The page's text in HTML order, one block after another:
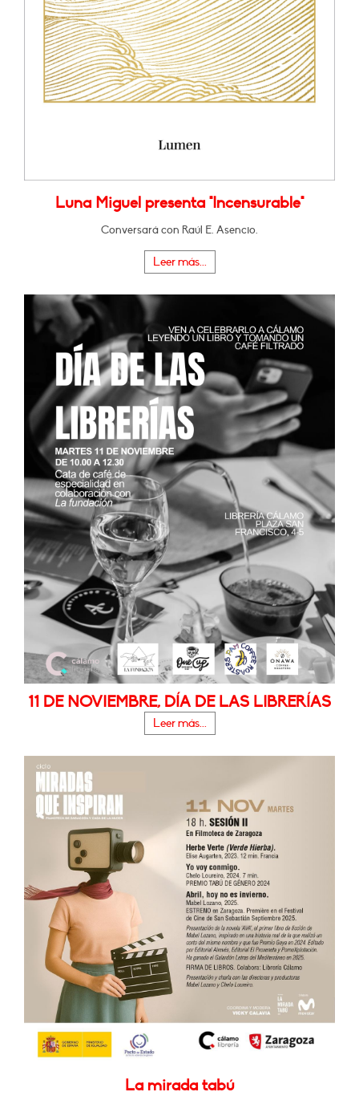
Luna Miguel presenta "Incensurable"
Conversará con Raúl E. Asencio.
Leer más...
11 DE NOVIEMBRE, DÍA DE LAS LIBRERÍAS
Leer más...
La mirada tabú